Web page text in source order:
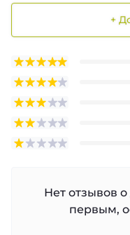
+
Нет отзывов
первым,